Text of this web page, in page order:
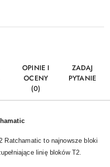
OPINIE I
OCENY
(0)
ZADAJ
PYTANIE
Ratchamatic to najnowsze bloki
linię bloków T2.